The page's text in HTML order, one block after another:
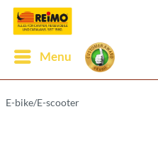
Menu
E-bike/E-scooter